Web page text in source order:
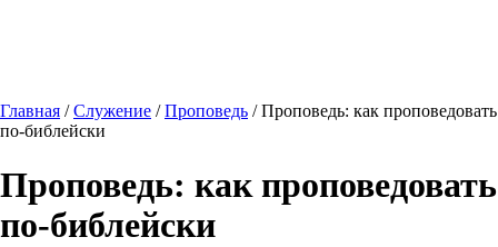
Главная /Служение /Проповедь / Проповедь: как проповедовать
по-библейски
Проповедь: как проповедовать
по-библейски